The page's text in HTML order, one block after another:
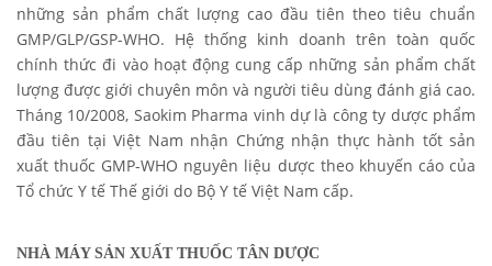
những sản phẩm chất lượng cao đầu tiên theo tiêu chuẩn
GMP/GLP/GSP-WHO. Hệ thống kinh doanh trên toàn quốc
chính thức đi vào hoạt động cung cấp những sản phẩm chất
lượng được giới chuyên môn và người tiêu dùng đánh giá cao.
Tháng 10/2008, Saokim Pharma vinh dự là công ty dược phẩm
đầu tiên tại Việt Nam nhận Chứng nhận thực hành tốt sản
xuất thuốc GMP-WHO nguyên liệu dược theo khuyến cáo của
Tổ chức Y tế Thế giới do Bộ Y tế Việt Nam cấp.
NHÀ MÁY SẢN XUẤT THUỐC TÂN DƯỢC